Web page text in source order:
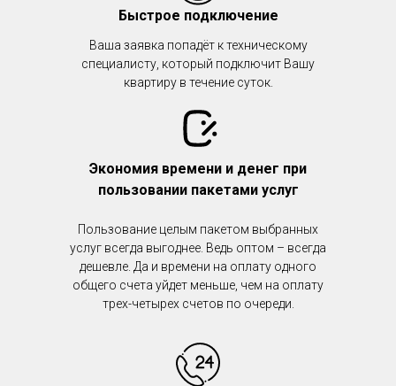
Быстрое подключение
Экономия времени и денег при
пользовании пакетами услуг
Ваша заявка попадёт к техническому
специалисту, который подключит Вашу
квартиру в течение суток.
Пользование целым пакетом выбранных
услуг всегда выгоднее. Ведь оптом – всегда
дешевле. Да и времени на оплату одного
общего счета уйдет меньше, чем на оплату
трех-четырех счетов по очереди.